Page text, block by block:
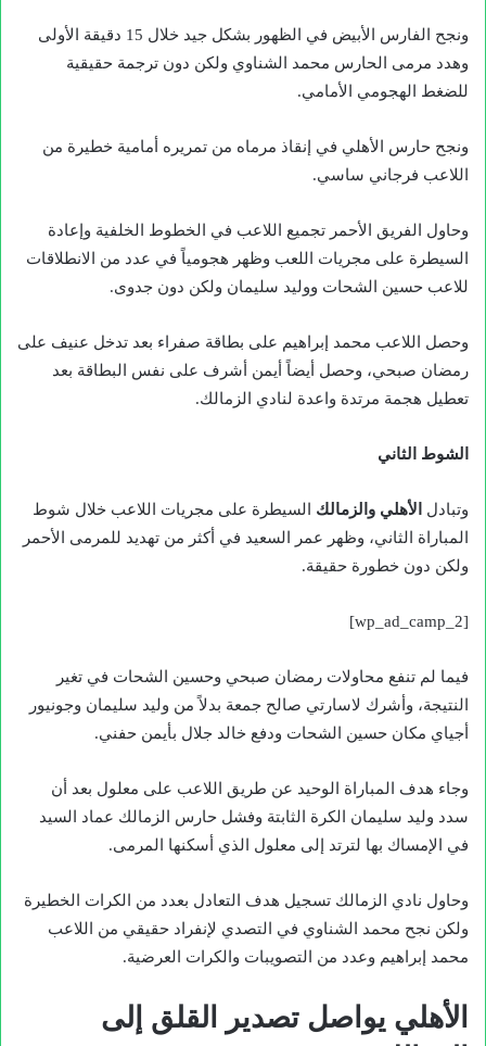
ونجح الفارس الأبيض في الظهور بشكل جيد خلال 15 دقيقة الأولى
وهدد مرمى الحارس محمد الشناوي ولكن دون ترجمة حقيقية
للضغط الهجومي الأمامي.
ونجح حارس الأهلي في إنقاذ مرماه من تمريره أمامية خطيرة من
اللاعب فرجاني ساسي.
وحاول الفريق الأحمر تجميع اللاعب في الخطوط الخلفية وإعادة
السيطرة على مجريات اللعب وظهر هجومياً في عدد من الانطلاقات
للاعب حسين الشحات ووليد سليمان ولكن دون جدوى.
وحصل اللاعب محمد إبراهيم على بطاقة صفراء بعد تدخل عنيف على
رمضان صبحي، وحصل أيضاً أيمن أشرف على نفس البطاقة بعد
تعطيل هجمة مرتدة واعدة لنادي الزمالك.
الشوط الثاني
وتبادل الأهلي والزمالك السيطرة على مجريات اللاعب خلال شوط
المباراة الثاني، وظهر عمر السعيد في أكثر من تهديد للمرمى الأحمر
ولكن دون خطورة حقيقة.
[wp_ad_camp_2]
فيما لم تنفع محاولات رمضان صبحي وحسين الشحات في تغير
النتيجة، وأشرك لاسارتي صالح جمعة بدلاً من وليد سليمان وجونيور
أجياي مكان حسين الشحات ودفع خالد جلال بأيمن حفني.
وجاء هدف المباراة الوحيد عن طريق اللاعب على معلول بعد أن
سدد وليد سليمان الكرة الثابتة وفشل حارس الزمالك عماد السيد
في الإمساك بها لترتد إلى معلول الذي أسكنها المرمى.
وحاول نادي الزمالك تسجيل هدف التعادل بعدد من الكرات الخطيرة
ولكن نجح محمد الشناوي في التصدي لإنفراد حقيقي من اللاعب
محمد إبراهيم وعدد من التصويبات والكرات العرضية.
الأهلي يواصل تصدير القلق إلى